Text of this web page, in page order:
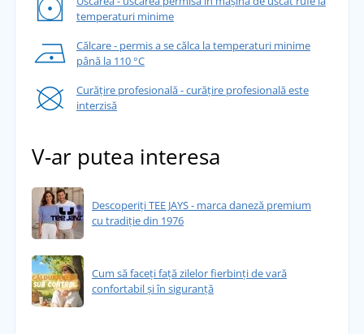
temperaturi minime
Călcare - permis a se călca la temperaturi minime
până la 110 °C
Curățire profesională - curățire profesională este
interzisă
V-ar putea interesa
Descoperiți TEE JAYS - marca daneză premium
cu tradiție din 1976
Cum să faceți față zilelor fierbinți de vară
confortabil și în siguranță